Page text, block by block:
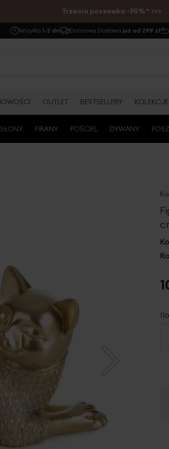
Trzecia poszewka -90%* >>>
Wysyłka 1-2 dni Darmowa Dostawa już od 299 zł
OUTLET BESTSELLERY KOLEKCJE
FIRANY POŚCIEL DYWANY